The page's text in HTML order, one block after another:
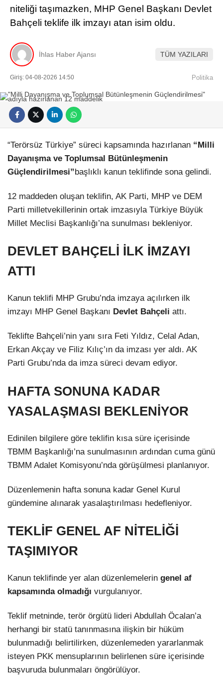
niteliği taşımazken, MHP Genel Başkanı Devlet
Bahçeli teklife ilk imzayı atan isim oldu.
İhlas Haber Ajansı TÜM YAZILARI
Giriş: 04-08-2026 14:50 Politika
“Terörsüz Türkiye” süreci kapsamında hazırlanan “Milli
Dayanışma ve Toplumsal Bütünleşmenin
Güçlendirilmesi”başlıklı kanun teklifinde sona gelindi.
12 maddeden oluşan teklifin, AK Parti, MHP ve DEM
Parti milletvekillerinin ortak imzasıyla Türkiye Büyük
Millet Meclisi Başkanlığı’na sunulması bekleniyor.
DEVLET BAHÇELİ İLK İMZAYI
ATTI
Kanun teklifi MHP Grubu’nda imzaya açılırken ilk
imzayı MHP Genel Başkanı Devlet Bahçeli attı.
Teklifte Bahçeli’nin yanı sıra Feti Yıldız, Celal Adan,
Erkan Akçay ve Filiz Kılıç’ın da imzası yer aldı. AK
Parti Grubu’nda da imza süreci devam ediyor.
HAFTA SONUNA KADAR
YASALAŞMASI BEKLENİYOR
Edinilen bilgilere göre teklifin kısa süre içerisinde
TBMM Başkanlığı’na sunulmasının ardından cuma günü
TBMM Adalet Komisyonu’nda görüşülmesi planlanıyor.
Düzenlemenin hafta sonuna kadar Genel Kurul
gündemine alınarak yasalaştırılması hedefleniyor.
TEKLİF GENEL AF NİTELİĞİ
TAŞIMIYOR
Kanun teklifinde yer alan düzenlemelerin genel af
kapsamında olmadığı vurgulanıyor.
Teklif metninde, terör örgütü lideri Abdullah Öcalan’a
herhangi bir statü tanınmasına ilişkin bir hüküm
bulunmadığı belirtilirken, düzenlemeden yararlanmak
isteyen PKK mensuplarının belirlenen süre içerisinde
başvuruda bulunmaları öngörülüyor.